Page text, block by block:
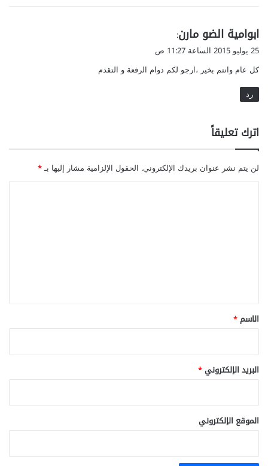
ي
ق
ل
ابوامية الضو مارن:
25 يوليو 2015 الساعة 11:27 ص
كل عام وانتم بخير ،ارجو لكم دوام الرفعة و التقدم
رد
اترك تعليقاً
لن يتم نشر عنوان بريدك الإلكتروني. الحقول الإلزامية مشار إليها بـ*
*
الاسم*
البريد الإلكتروني*
الموقع الإلكتروني